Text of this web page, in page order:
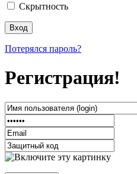
Скрытность
Потерялся пароль?
Регистрация!